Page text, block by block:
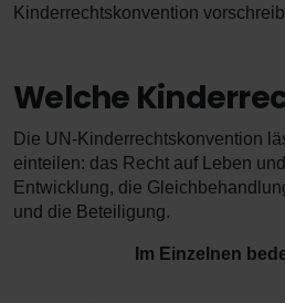
Kinderrechtskonvention
Welche
Die UN-Kinderrechtskonvention
einteilen: das Recht auf Leben
Entwicklung, die
und die Beteiligung.
Im Einzelnen